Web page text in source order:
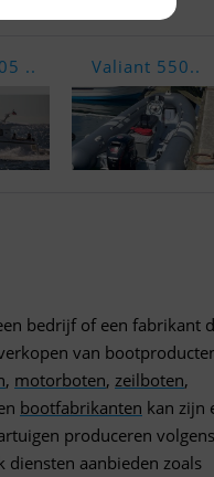
.. Valiant 550..
bedrijf of een fabrikant
van
, motorboten, zeilboten,
bootfabrikanten kan zijn
produceren
diensten aanbieden zoals